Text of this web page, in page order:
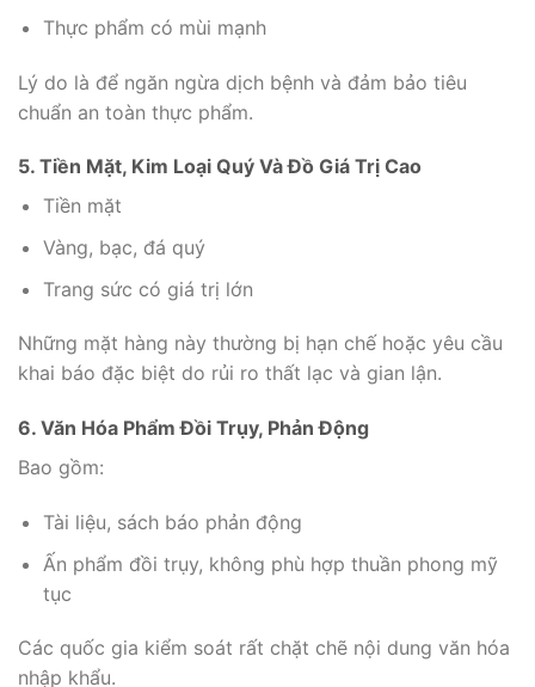
Thực phẩm có mùi mạnh
Lý do là để ngăn ngừa dịch bệnh và đảm bảo tiêu
chuẩn an toàn thực phẩm.
5. Tiền Mặt, Kim Loại Quý Và Đồ Giá Trị Cao
Tiền mặt
Vàng, bạc, đá quý
Trang sức có giá trị lớn
Những mặt hàng này thường bị hạn chế hoặc yêu cầu
khai báo đặc biệt do rủi ro thất lạc và gian lận.
6. Văn Hóa Phẩm Đồi Trụy, Phản Động
Bao gồm:
Tài liệu, sách báo phản động
Ấn phẩm đồi trụy, không phù hợp thuần phong mỹ
tục
Các quốc gia kiểm soát rất chặt chẽ nội dung văn hóa
nhập khẩu.